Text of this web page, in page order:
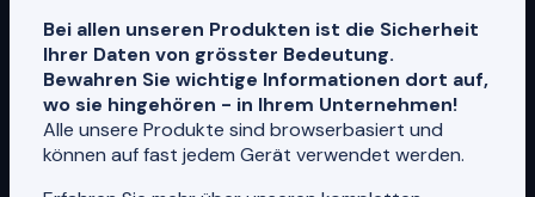
Bei allen unseren Produkten ist die Sicherheit
Ihrer Daten von grösster Bedeutung.
Bewahren Sie wichtige Informationen dort auf,
wo sie hingehören - in Ihrem Unternehmen!
Alle unsere Produkte sind browserbasiert und
können auf fast jedem Gerät verwendet werden.